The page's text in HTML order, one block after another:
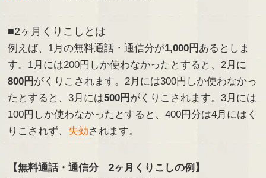
■2ヶ月くりこしとは
例えば、1月の無料通話・通信分が1,000円 あるとしま
す。1月には200円しか使わなかったとすると、2月に
800円 がくりこされます。2月には300円しか使わなかっ
たとすると、3月には500円 がくりこされます。3月には
100円しか使わなかったとすると、400円分は4月にはく
りこされず、 失効されます。
【無料通話・通信分 2ヶ月くりこしの例】